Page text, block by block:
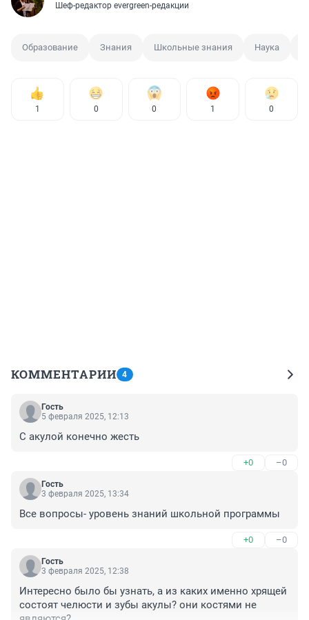
Шеф-редактор evergreen-редакции
Образование Знания Школьные знания Наука
1 0 0 1 0
КОММЕНТАРИИ 4
Гость
5 февраля 2025, 12:13
С акулой конечно жесть
+0 –0
Гость
3 февраля 2025, 13:34
Все вопросы- уровень знаний школьной программы
+0 –0
Гость
3 февраля 2025, 12:38
Интересно было бы узнать, а из каких именно хрящей
состоят челюсти и зубы акулы? они костями не